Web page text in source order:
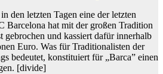
den letzten Tagen eine der letzten
Barcelona hat mit der großen Tradition
gebrochen und kassiert dafür innerhalb
Euro. Was für Traditionalisten der
bedeutet, konstituiert für „Barca” einen
[divide]